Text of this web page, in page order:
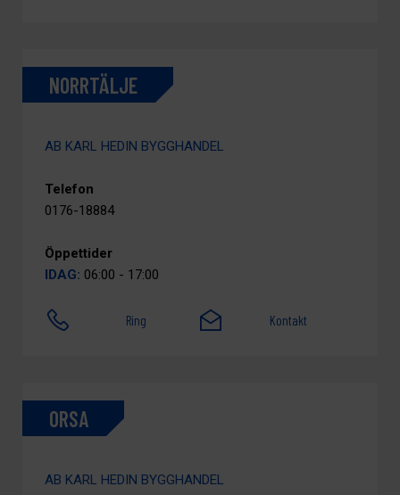
NORRTÄLJE
AB KARL HEDIN BYGGHANDEL
Telefon
0176-18884
Öppettider
IDAG: 06:00 - 17:00
Ring Kontakt
ORSA
AB KARL HEDIN BYGGHANDEL